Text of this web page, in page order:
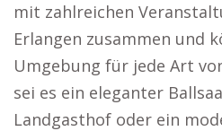
mit zahlreichen
Erlangen zusammen und
Umgebung für jede Art
sei es ein eleganter
Landgasthof oder ein